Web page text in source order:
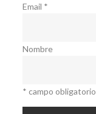
Email *
Nombre
* campo obligatorio